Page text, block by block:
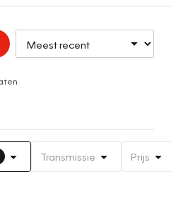
Transmissie Prijs